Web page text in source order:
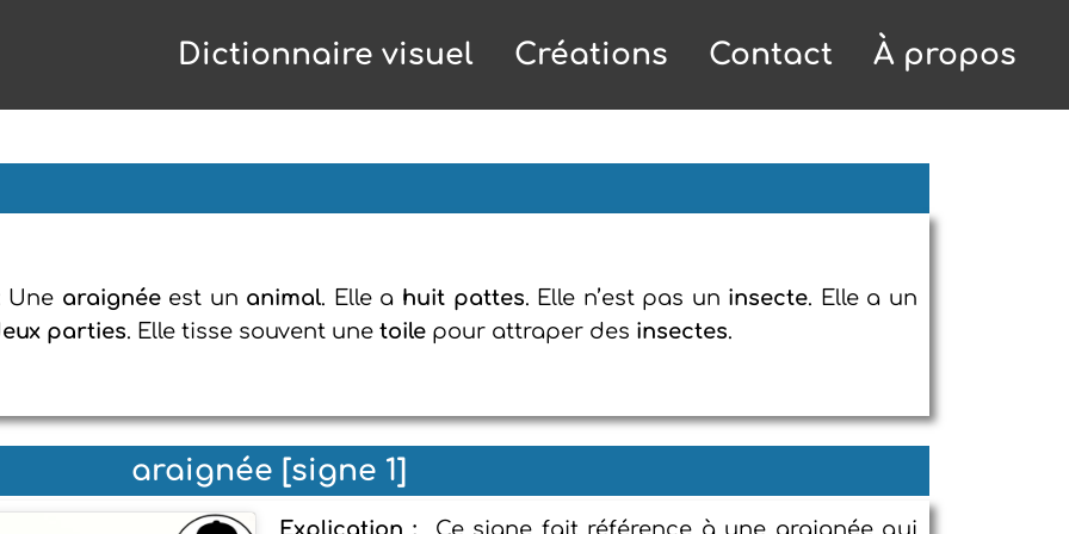
Dictionnaire visuel Créations Contact À propos
Une araignéeest un animal. Elle a huit pattes. Elle n’est pas un insecte. Elle a un
parties. Elle tisse souvent une toile pour attraper des insectes.
araignée [signe 1]
Explication : Ce signe fait référence à une araignée qui